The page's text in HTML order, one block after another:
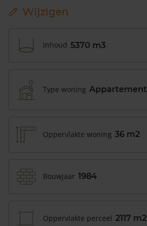
Wijzigen
Inhoud 5370 m3
Type woning Appartement
Oppervlakte woning 36 m2
Bouwjaar 1984
Oppervlakte perceel 2117 m2